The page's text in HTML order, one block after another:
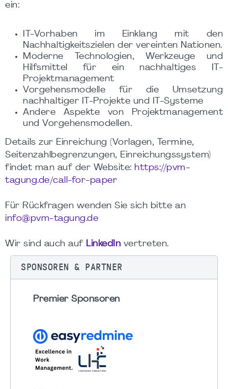
ein:
IT-Vorhaben im Einklang mit den
Nachhaltigkeitszielen der vereinten Nationen.
Moderne Technologien, Werkzeuge und
Hilfsmittel für ein nachhaltiges IT-
Projektmanagement
Vorgehensmodelle für die Umsetzung
nachhaltiger IT-Projekte und IT-Systeme
Andere Aspekte von Projektmanagement
und Vorgehensmodellen.
Details zur Einreichung (Vorlagen, Termine,
Seitenzahlbegrenzungen, Einreichungssystem)
findet man auf der Website: https://pvm-
tagung.de/call-for-paper
Für Rückfragen wenden Sie sich bitte an
info@pvm-tagung.de
Wir sind auch auf LinkedIn vertreten.
SPONSOREN & PARTNER
Premier Sponsoren